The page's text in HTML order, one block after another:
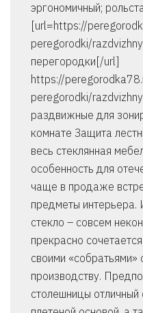
эргономичный;
[url=https://
peregorodki/
перегородки[/url]
https://
peregorodki/
раздвижные для
комнате Защита
весь стеклянная
особенность для
чаще в продаже
предметы интерьера.
стекло – совсем
прекрасно
своими
производству.
столешницы отличный